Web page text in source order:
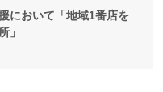
において「地域1番店を
」